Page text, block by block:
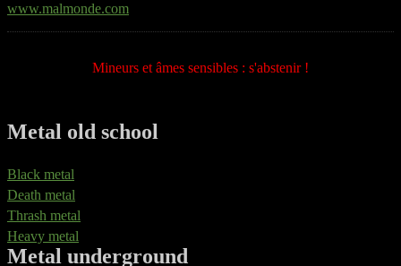
www.malmonde.com
Mineurs et âmes sensibles : s'abstenir !
Metal old school
Black metal
Death metal
Thrash metal
Heavy metal
Metal underground